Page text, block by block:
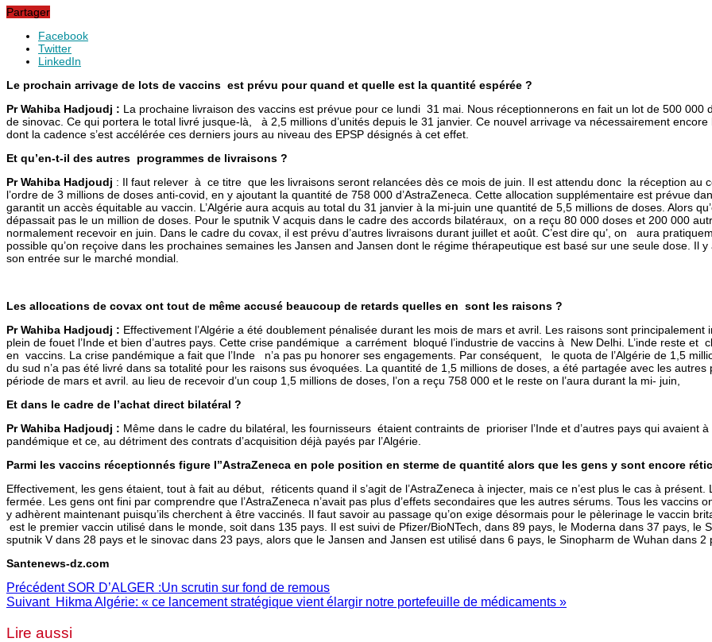
Partager
Facebook
Twitter
LinkedIn
Le prochain arrivage de lots de vaccins est prévu pour quand et quelle est la quantité espérée ?
Pr Wahiba Hadjoudj : La prochaine livraison des vaccins est prévue pour ce lundi 31 mai. Nous réceptionnerons en fait un lot de 500
de sinovac. Ce qui portera le total livré jusque-là, à 2,5 millions d’unités depuis le 31 janvier. Ce nouvel arrivage va nécessairement
dont la cadence s’est accélérée ces derniers jours au niveau des EPSP désignés à cet effet.
Et qu’en-t-il des autres programmes de livraisons ?
Pr Wahiba Hadjoudj : Il faut relever à ce titre que les livraisons seront relancées dès ce mois de juin. Il est attendu donc la réception au
l’ordre de 3 millions de doses anti-covid, en y ajoutant la quantité de 758 000 d’AstraZeneca. Cette allocation supplémentaire est prévue
garantit un accès équitable au vaccin. L’Algérie aura acquis au total du 31 janvier à la mi-juin une quantité de 5,5 millions de doses. Alors
dépassait pas le un million de doses. Pour le sputnik V acquis dans le cadre des accords bilatéraux, on a reçu 80 000 doses et 200 000
normalement recevoir en juin. Dans le cadre du covax, il est prévu d’autres livraisons durant juillet et août. C’est dire qu’, on aura
possible qu’on reçoive dans les prochaines semaines les Jansen and Jansen dont le régime thérapeutique est basé sur une seule dose. Il
son entrée sur le marché mondial.
Les allocations de covax ont tout de même accusé beaucoup de retards quelles en sont les raisons ?
Pr Wahiba Hadjoudj : Effectivement l’Algérie a été doublement pénalisée durant les mois de mars et avril. Les raisons sont
plein de fouet l’Inde et bien d’autres pays. Cette crise pandémique a carrément bloqué l’industrie de vaccins à New Delhi. L’inde reste et
en vaccins. La crise pandémique a fait que l’Inde n’a pas pu honorer ses engagements. Par conséquent, le quota de l’Algérie de 1,5
du sud n’a pas été livré dans sa totalité pour les raisons sus évoquées. La quantité de 1,5 millions de doses, a été partagée avec les
période de mars et avril. au lieu de recevoir d’un coup 1,5 millions de doses, l’on a reçu 758 000 et le reste on l’aura durant la mi- juin,
Et dans le cadre de l’achat direct bilatéral ?
Pr Wahiba Hadjoudj : Même dans le cadre du bilatéral, les fournisseurs étaient contraints de prioriser l’Inde et d’autres pays qui avaient
pandémique et ce, au détriment des contrats d’acquisition déjà payés par l’Algérie.
Parmi les vaccins réceptionnés figure l’’AstraZeneca en pole position en sterme de quantité alors que les gens y sont encore
Effectivement, les gens étaient, tout à fait au début, réticents quand il s’agit de l’AstraZeneca à injecter, mais ce n’est plus le cas à
fermée. Les gens ont fini par comprendre que l’AstraZeneca n’avait pas plus d’effets secondaires que les autres sérums. Tous les vaccins
y adhèrent maintenant puisqu’ils cherchent à être vaccinés. Il faut savoir au passage qu’on exige désormais pour le pèlerinage le vaccin
est le premier vaccin utilisé dans le monde, soit dans 135 pays. Il est suivi de Pfizer/BioNTech, dans 89 pays, le Moderna dans 37 pays, le
sputnik V dans 28 pays et le sinovac dans 23 pays, alors que le Jansen and Jansen est utilisé dans 6 pays, le Sinopharm de Wuhan dans 2
Santenews-dz.com
PrécédentSOR D’ALGER :Un scrutin sur fond de remous
SuivantHikma Algérie: « ce lancement stratégique vient élargir notre portefeuille de médicaments »
Lire aussi